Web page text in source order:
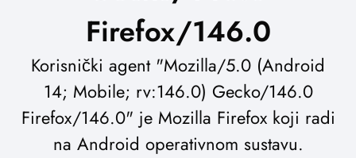
Firefox/146.0
Korisnički agent "Mozilla/5.0 (Android
14; Mobile; rv:146.0) Gecko/146.0
Firefox/146.0" je Mozilla Firefox koji radi
na Android operativnom sustavu.